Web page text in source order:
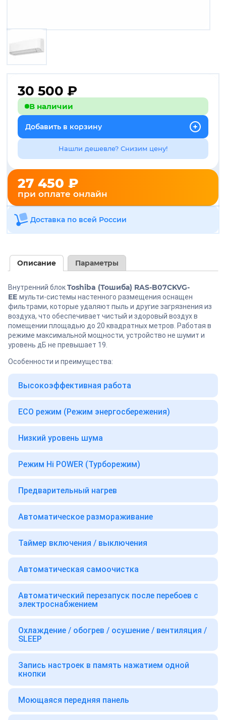
30 500 ₽
В наличии
Добавить в корзину
Нашли дешевле? Снизим цену!
27 450 ₽
при оплате онлайн
Доставка по всей России
Описание Параметры
Внутренний блокToshiba (Тошиба) RAS-B07CKVG-
EE мульти-системы настенного размещения оснащен
фильтрами, которые удаляют пыль и другие загрязнения из
воздуха, что обеспечивает чистый и здоровый воздух в
помещении площадью до 20 квадратных метров. Работая в
режиме максимальной мощности, устройство не шумит и
уровень дБ не превышает 19.
Особенности и преимущества:
Высокоэффективная работа
ECO режим (Режим энергосбережения)
Низкий уровень шума
Режим Hi POWER (Турборежим)
Предварительный нагрев
Автоматическое размораживание
Таймер включения / выключения
Автоматическая самоочистка
Автоматический перезапуск после перебоев с
электроснабжением
Охлаждение / обогрев / осушение / вентиляция /
SLEEP
Запись настроек в память нажатием одной
кнопки
Моющаяся передняя панель